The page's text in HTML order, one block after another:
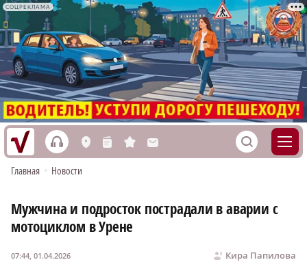
СОЦРЕКЛАМА
h L n s M S
Главная • Новости
Мужчина и подросток пострадали в аварии с
мотоциклом в Урене
Кира Папилова
07:44, 01.04.2026